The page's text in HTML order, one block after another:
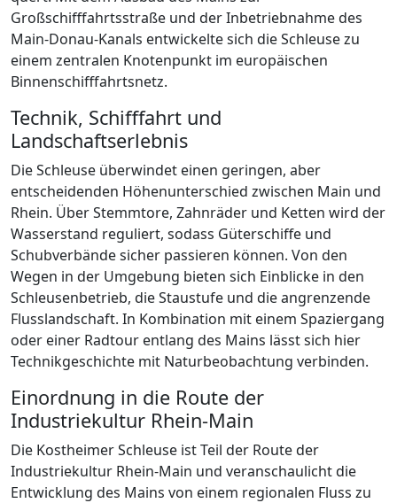
Großschifffahrtsstraße und der Inbetriebnahme des
Main-Donau-Kanals entwickelte sich die Schleuse zu
einem zentralen Knotenpunkt im europäischen
Binnenschifffahrtsnetz.
Technik, Schifffahrt und
Landschaftserlebnis
Die Schleuse überwindet einen geringen, aber
entscheidenden Höhenunterschied zwischen Main und
Rhein. Über Stemmtore, Zahnräder und Ketten wird der
Wasserstand reguliert, sodass Güterschiffe und
Schubverbände sicher passieren können. Von den
Wegen in der Umgebung bieten sich Einblicke in den
Schleusenbetrieb, die Staustufe und die angrenzende
Flusslandschaft. In Kombination mit einem Spaziergang
oder einer Radtour entlang des Mains lässt sich hier
Technikgeschichte mit Naturbeobachtung verbinden.
Einordnung in die Route der
Industriekultur Rhein-Main
Die Kostheimer Schleuse ist Teil der Route der
Industriekultur Rhein-Main und veranschaulicht die
Entwicklung des Mains von einem regionalen Fluss zu